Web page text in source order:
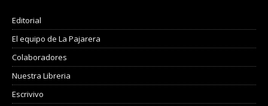
Editorial
El equipo de La Pajarera
Colaboradores
Nuestra Libreria
Escrivivo